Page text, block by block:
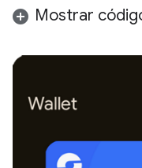
Mostrar